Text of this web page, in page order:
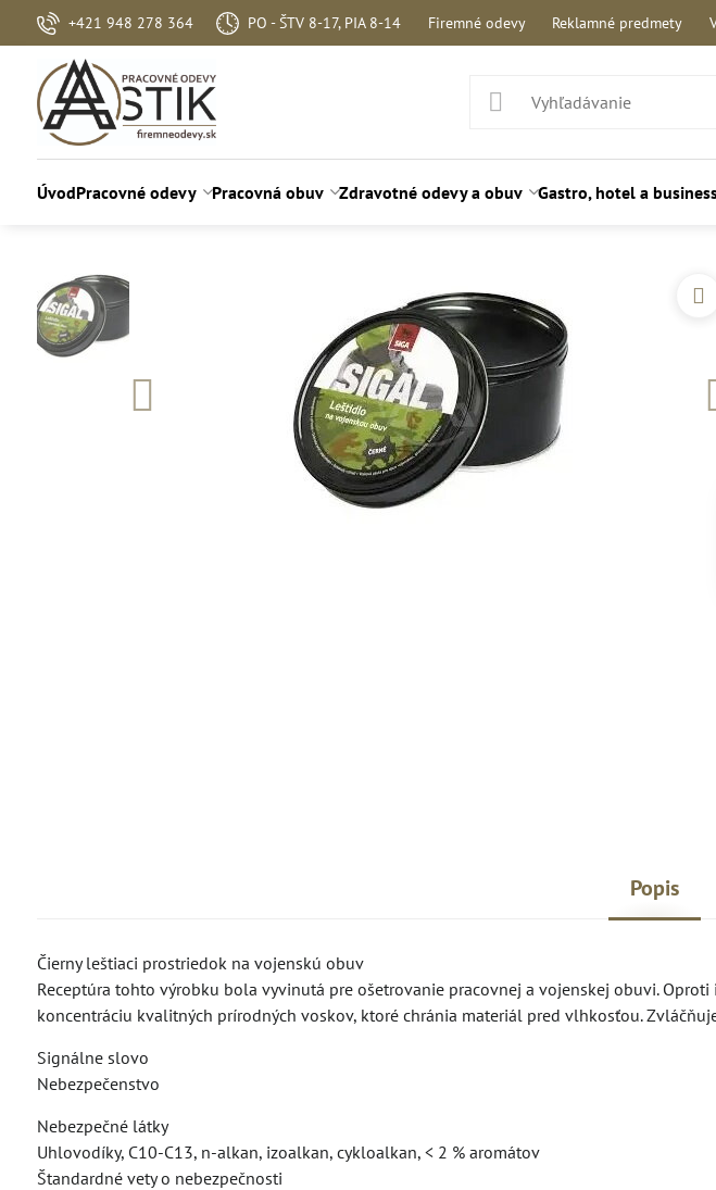
+421 948 278 364 PO - ŠTV 8-17, PIA 8-14 Firemné odevy Reklamné predmety
ÚvodPracovné odevy Pracovná obuv Zdravotné odevy a obuv Gastro, hotel a
Popis
Čierny leštiaci prostriedok na vojenskú obuv
Receptúra tohto výrobku bola vyvinutá pre ošetrovanie pracovnej a vojenskej obuvi.
koncentráciu kvalitných prírodných voskov, ktoré chránia materiál pred vlhkosťou.
Signálne slovo
Nebezpečenstvo
Nebezpečné látky
Uhlovodíky, C10-C13, n-alkan, izoalkan, cykloalkan, < 2 % aromátov
Štandardné vety o nebezpečnosti